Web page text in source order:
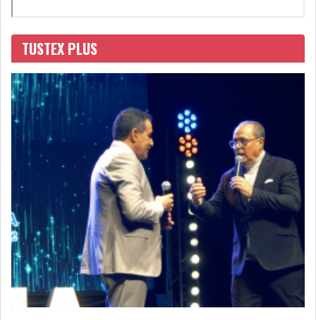
DISTRIBUTION
COMPOSANTS
CHIMIE
DISTRIBUTION
AUTOMOBILE
FINANCIER IMMOBILIER
HOLDING INDUSTRIEL
AGRO-ALIMENTAIRE DIVERS
TUSTEX PLUS